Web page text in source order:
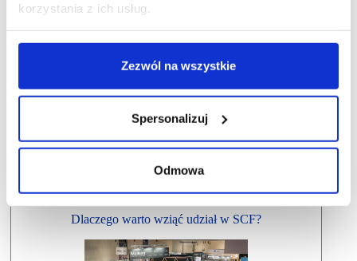
korzystania z ich usług.
Zezwól na wszystkie
Spersonalizuj
Odmowa
Dlaczego warto wziąć udział w SCF?